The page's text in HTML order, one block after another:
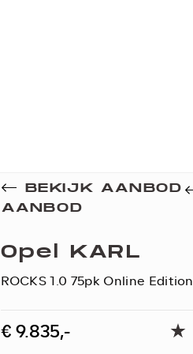
BEKIJK AANBOD
AANBOD
Opel KARL
ROCKS 1.0 75pk Online Edition
€ 9.835,-